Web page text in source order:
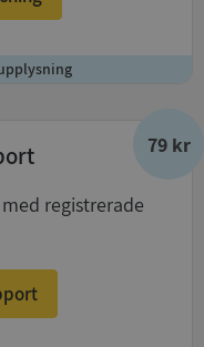
79 kr
registrerade